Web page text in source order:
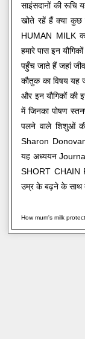
साइंसदानों की रूचि
खोते रहें हैं क्या कुछ
HUMAN MILK
हमारे पास इन
पहुँच जाते हैं जहां
कौतुक का विषय यह
और इन यौगिकों की
में जिनका पोषण
पलने वाले शिशुओं
Sharon
यह अध्ययन
SHORT CHAIN
उम्र के बढ़ने के साथ
How mum's milk